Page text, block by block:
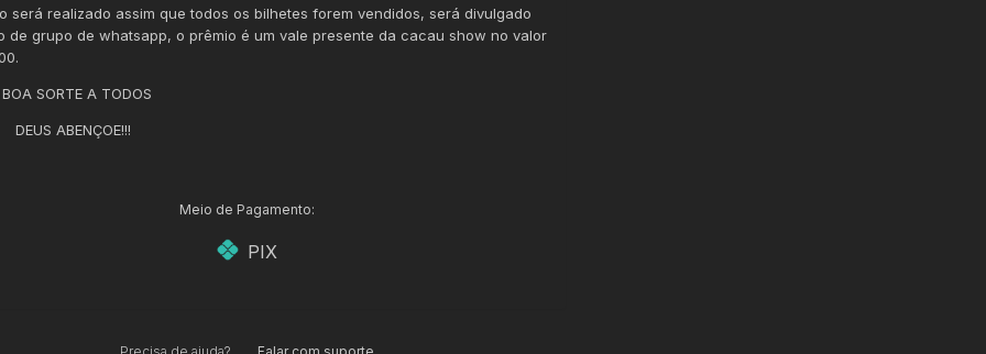
será realizado assim que todos os bilhetes forem vendidos, será divulgado
de grupo de whatsapp, o prêmio é um vale presente da cacau show no valor
A TODOS
ABENÇOE!!!
Meio de Pagamento:
PIX